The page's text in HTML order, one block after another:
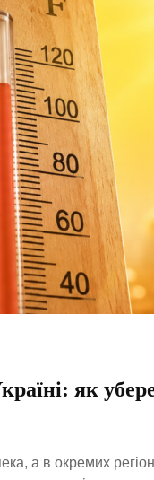
як
а в окремих